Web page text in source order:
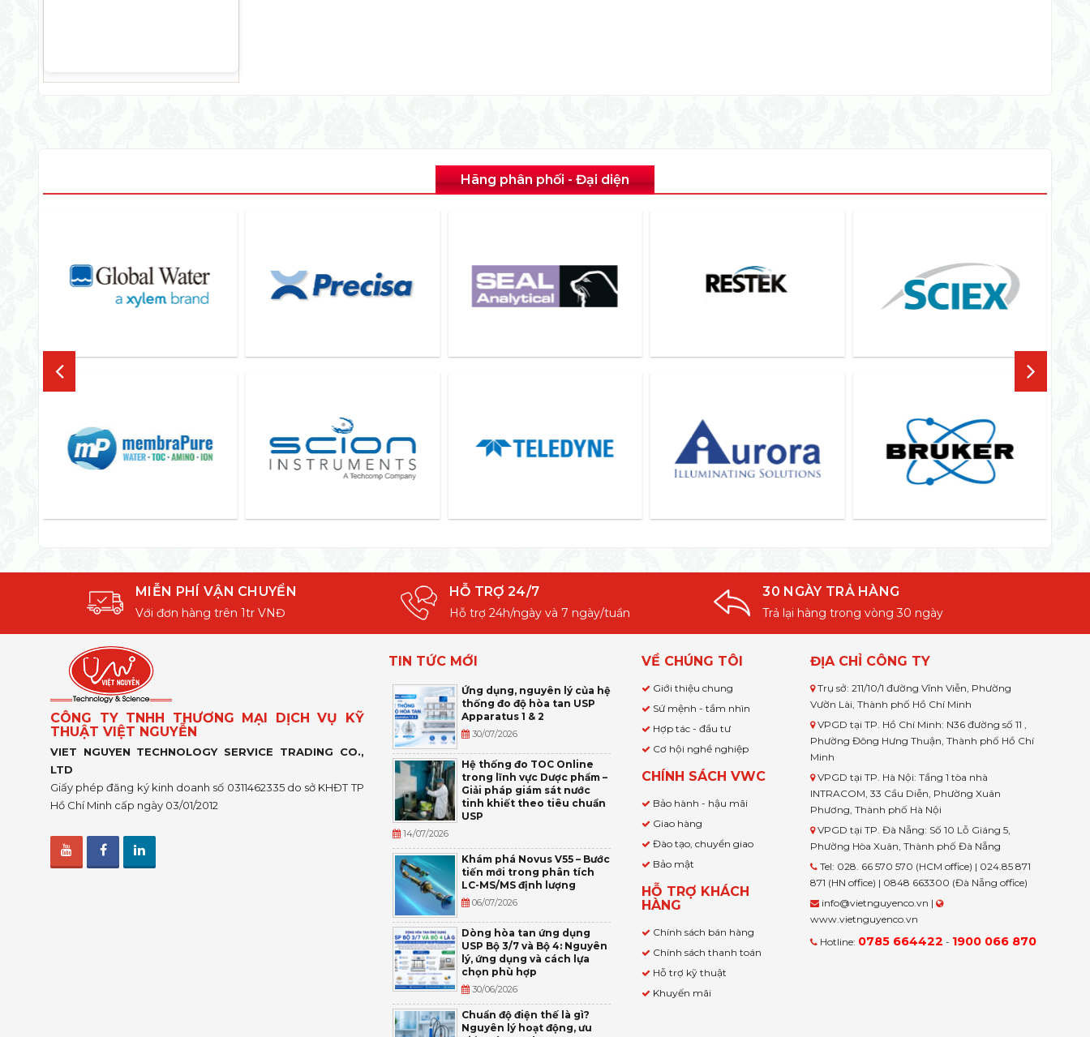
Hãng phân phối - Đại diện
MIỄN PHÍ VẬN CHUYỂN
Với đơn hàng trên 1tr VNĐ
HỖ TRỢ 24/7
Hỗ trợ 24h/ngày và 7 ngày/tuần
30 NGÀY TRẢ HÀNG
Trả lại hàng trong vòng 30 ngày
CÔNG TY TNHH THƯƠNG MẠI DỊCH VỤ KỸ
THUẬT VIỆT NGUYỄN
VIET NGUYEN TECHNOLOGY SERVICE TRADING CO.,
LTD
Giấy phép đăng ký kinh doanh số 0311462335 do sở KHĐT TP
Hồ Chí Minh cấp ngày 03/01/2012
TIN TỨC MỚI
Ứng dụng, nguyên lý của hệ
thống đo độ hòa tan USP
Apparatus 1 & 2
30/07/2026
Hệ thống đo TOC Online
trong lĩnh vực Dược phẩm –
Giải pháp giám sát nước
tinh khiết theo tiêu chuẩn
USP
14/07/2026
Khám phá Novus V55 – Bước
tiến mới trong phân tích
LC-MS/MS định lượng
06/07/2026
Dòng hòa tan ứng dụng
USP Bộ 3/7 và Bộ 4: Nguyên
lý, ứng dụng và cách lựa
chọn phù hợp
30/06/2026
Chuẩn độ điện thế là gì?
Nguyên lý hoạt động, ưu
VỀ CHÚNG TÔI
Giới thiệu chung
Sứ mệnh - tầm nhìn
Hợp tác - đầu tư
Cơ hội nghề nghiệp
CHÍNH SÁCH VWC
Bảo hành - hậu mãi
Giao hàng
Đào tạo, chuyển giao
Bảo mật
HỖ TRỢ KHÁCH
HÀNG
Chính sách bán hàng
Chính sách thanh toán
Hỗ trợ kỹ thuật
Khuyến mãi
ĐỊA CHỈ CÔNG TY
Trụ sở: 211/10/1 đường Vĩnh Viễn, Phường
Vườn Lài, Thành phố Hồ Chí Minh
VPGD tại TP. Hồ Chí Minh: N36 đường số 11 ,
Phường Đông Hưng Thuận, Thành phố Hồ Chí
Minh
VPGD tại TP. Hà Nội: Tầng 1 tòa nhà
INTRACOM, 33 Cầu Diễn, Phường Xuân
Phương, Thành phố Hà Nội
VPGD tại TP. Đà Nẵng: Số 10 Lỗ Giáng 5,
Phường Hòa Xuân, Thành phố Đà Nẵng
Tel: 028. 66 570 570 (HCM office) | 024.85 871
871 (HN office) | 0848 663300 (Đà Nẵng office)
info@vietnguyenco.vn |
www.vietnguyenco.vn
Hotline: 0785 664422 - 1900 066 870